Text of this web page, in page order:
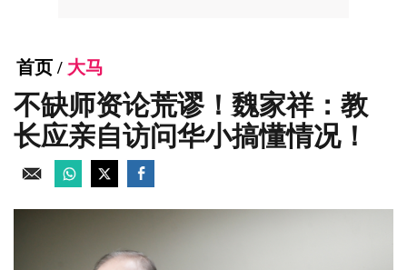
首页 / 大马
不缺师资论荒谬！魏家祥：教
长应亲自访问华小搞懂情况！